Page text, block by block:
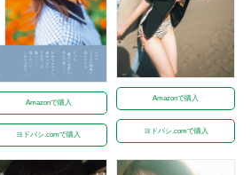
Amazonで購入
ヨドバシ.comで購入
Amazonで購入
ヨドバシ.comで購入